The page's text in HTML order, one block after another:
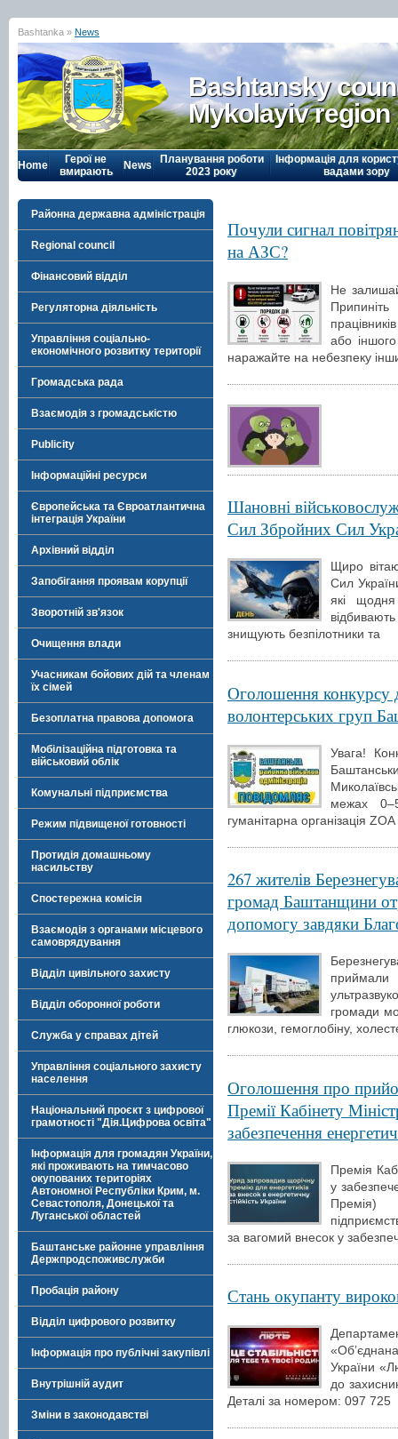
Bashtanka » News
Bashtansky
Mykolayiv region
Home
Герої не
вмирають
News
Планування роботи
2023 року
Інформація для
вадами зору
Районна державна адміністрація
Regional council
Фінансовий відділ
Регуляторна діяльність
Управління соціально-
економічного розвитку території
Громадська рада
Взаємодія з громадськістю
Publicity
Інформаційні ресурси
Європейська та Євроатлантична
інтеграція України
Архівний відділ
Запобігання проявам корупції
Зворотній зв'язок
Очищення влади
Учасникам бойових дій та членам
їх сімей
Безоплатна правова допомога
Мобілізаційна підготовка та
військовий облік
Комунальні підприємства
Режим підвищеної готовності
Протидія домашньому
насильству
Спостережна комісія
Взаємодія з органами місцевого
самоврядування
Відділ цивільного захисту
Відділ оборонної роботи
Служба у справах дітей
Управління соціального захисту
населення
Національний проєкт з цифрової
грамотності "Дія.Цифрова освіта"
Інформація для громадян України,
які проживають на тимчасово
окупованих територіях
Автономної Республіки Крим, м.
Севастополя, Донецької та
Луганської областей
Баштанське районне управління
Держпродспоживслужби
Пробація району
Відділ цифрового розвитку
Інформація про публічні закупівлі
Внутрішній аудит
Зміни в законодавстві
Почули сигнал
на АЗС?
Не
або
наражайте на небезпеку
Шановні
Сил Збройних Сил
Щиро
Сил
які щодня
знищують безпілотники та
Оголошення конкурсу
волонтерських груп
Увага!
межах
гуманітарна організація
267 жителів
громад Баштанщини
допомогу завдяки
приймали
громади
глюкози, гемоглобіну,
Оголошення про
Премії Кабінету
забезпечення
Премія
у
Премія)
за вагомий внесок у
Стань окупанту
України
до
Деталі за номером: 097 725